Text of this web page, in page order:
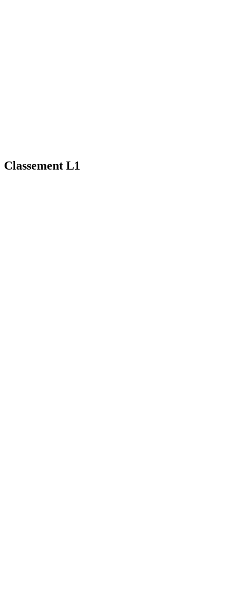
Classement L1